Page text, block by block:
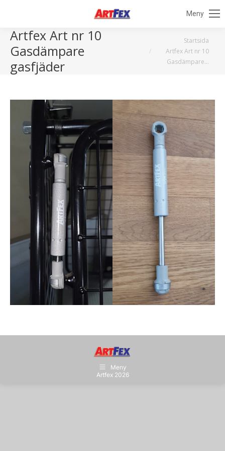
Meny
Artfex Art nr 10
Gasdämpare
gasfjäder
Startsida
Artfex Art nr 10
Gasdämpare…
Meny
Artfex 2026